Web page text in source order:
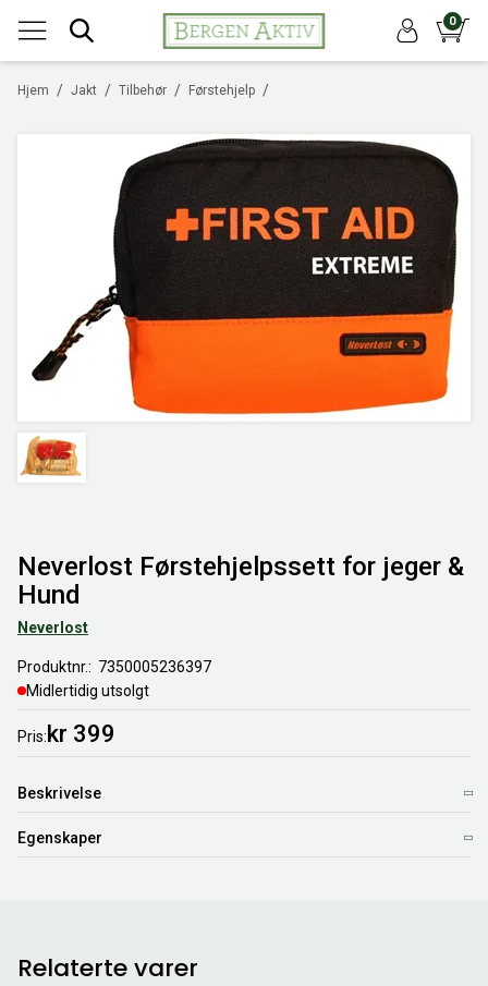
0
/
Hjem /
Jakt /
Tilbehør /
Førstehjelp
Neverlost Førstehjelpssett for jeger &
Hund
Neverlost
Produktnr.
7350005236397
Midlertidig utsolgt
Pris kr 399
Beskrivelse
Egenskaper
Relaterte varer